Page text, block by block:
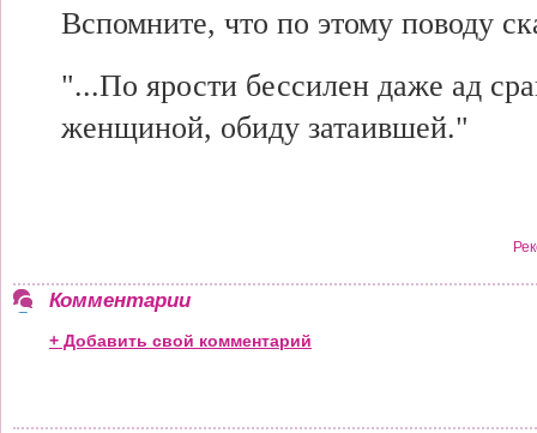
Вспомните, что по этому поводу
"...По ярости бессилен даже ад
женщиной, обиду затаившей."
Комментарии
+ Добавить свой комментарий